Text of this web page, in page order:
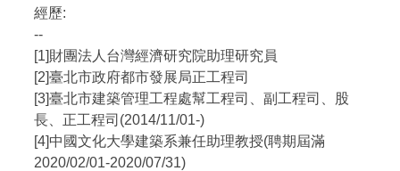
經歷:
--
[1]財團法人台灣經濟研究院助理研究員
[2]臺北市政府都市發展局正工程司
[3]臺北市建築管理工程處幫工程司、副工程司、股
長、正工程司(2014/11/01-)
[4]中國文化大學建築系兼任助理教授(聘期屆滿
2020/02/01-2020/07/31)